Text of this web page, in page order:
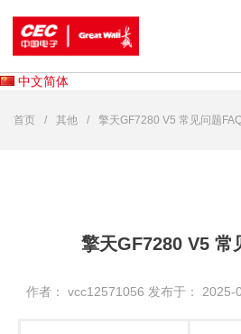
中文简体
首页 其他 擎天GF7280 V5 常见问题
擎天GF7280 V5 常
作者： vcc12571056 发布于： 2025-